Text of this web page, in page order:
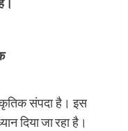
संपदा है। इस
दिया जा रहा है।